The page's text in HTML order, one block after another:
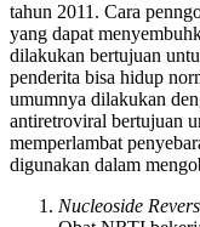
tahun 2011. Cara
yang dapat
dilakukan bertujuan
penderita bisa hidup
umumnya dilakukan
antiretroviral bertujuan
memperlambat
digunakan dalam
Nucleoside